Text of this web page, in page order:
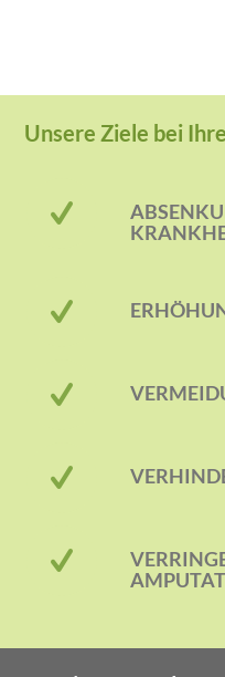
Unsere Ziele bei